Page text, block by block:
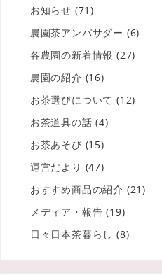
お知らせ (71)
農園茶アンバサダー (6)
各農園の新着情報 (27)
農園の紹介 (16)
お茶選びについて (12)
お茶道具の話 (4)
お茶あそび (15)
運営だより (47)
おすすめ商品の紹介 (21)
メディア・報告 (19)
日々日本茶暮らし (8)